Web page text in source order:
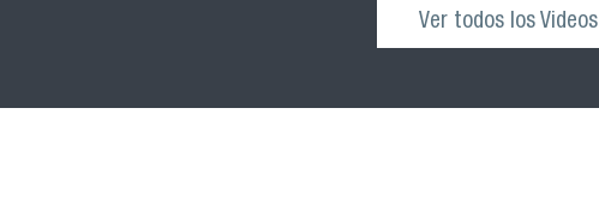
Ver todos los Videos